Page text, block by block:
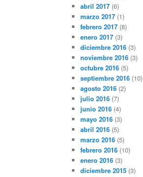
abril 2017 (6)
marzo 2017 (1)
febrero 2017 (8)
enero 2017 (3)
diciembre 2016 (3)
noviembre 2016 (3)
octubre 2016 (5)
septiembre 2016 (10)
agosto 2016 (2)
julio 2016 (7)
junio 2016 (4)
mayo 2016 (3)
abril 2016 (5)
marzo 2016 (5)
febrero 2016 (10)
enero 2016 (3)
diciembre 2015 (3)